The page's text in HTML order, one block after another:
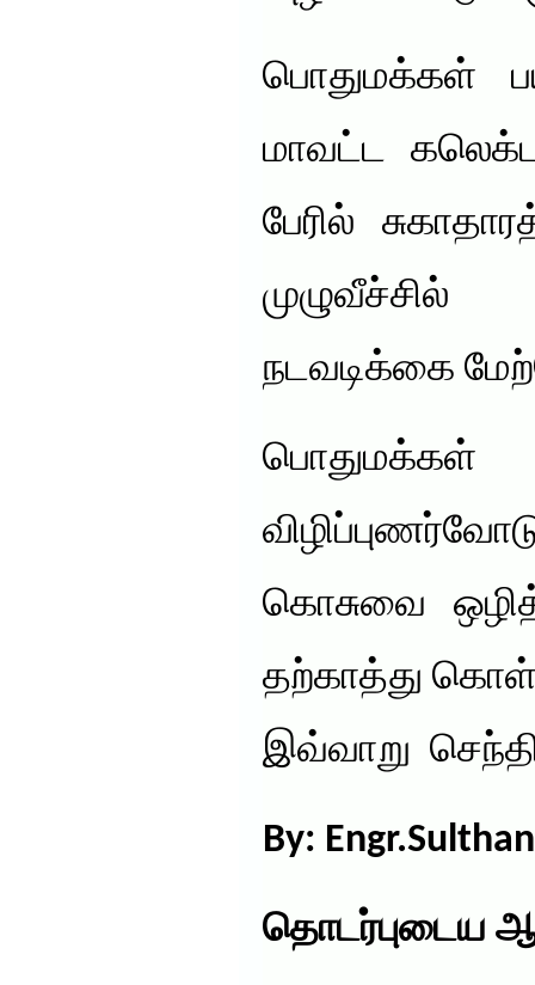
பொதுமக்கள்
மாவட்ட
பேரில்
நடவடிக்கை
கொசுவை
தற்காத்து
இவ்வாறு
By: Engr.Sulthan
தொடர்புடைய